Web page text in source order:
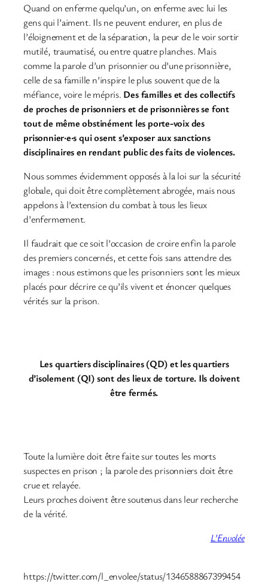
Quand on enferme quelqu’un, on enferme avec lui les
gens qui l’aiment. Ils ne peuvent endurer, en plus de
l’éloignement et de la séparation, la peur de le voir sortir
mutilé, traumatisé, ou entre quatre planches. Mais
comme la parole d’un prisonnier ou d’une prisonnière,
celle de sa famille n’inspire le plus souvent que de la
méfiance, voire le mépris. Des familles et des collectifs
de proches de prisonniers et de prisonnières se font
tout de même obstinément les porte-voix des
prisonnier·e·s qui osent s’exposer aux sanctions
disciplinaires en rendant public des faits de violences.
Nous sommes évidemment opposés à la loi sur la sécurité
globale, qui doit être complètement abrogée, mais nous
appelons à l’extension du combat à tous les lieux
d’enfermement.
Il faudrait que ce soit l’occasion de croire enfin la parole
des premiers concernés, et cette fois sans attendre des
images : nous estimons que les prisonniers sont les mieux
placés pour décrire ce qu’ils vivent et énoncer quelques
vérités sur la prison.
Les quartiers disciplinaires (QD) et les quartiers
d’isolement (QI) sont des lieux de torture. Ils doivent
être fermés.
Toute la lumière doit être faite sur toutes les morts
suspectes en prison ; la parole des prisonniers doit être
crue et relayée.
Leurs proches doivent être soutenus dans leur recherche
de la vérité.
L’Envolée
https://twitter.com/l_envolee/status/1346588867399454